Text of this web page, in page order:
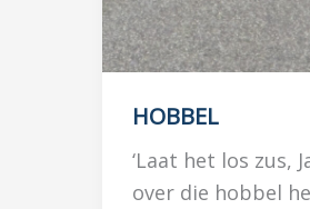
HOBBEL
‘Laat het los zus,
over die hobbel